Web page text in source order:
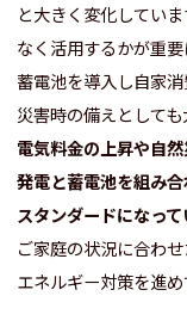
と大きく変化してい
なく活用するかが重要
蓄電池を導入し自家
災害時の備えとしても
電気料金の上昇や自
発電と蓄電池を組み
スタンダードになって
ご家庭の状況に合わ
エネルギー対策を進め